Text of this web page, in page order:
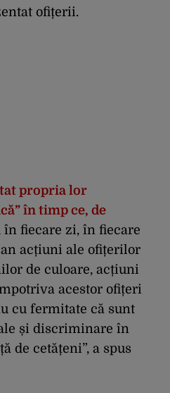
ofițerii.
propria lor
în timp ce, de
în fiecare zi, în fiecare
acțiuni ale ofițerilor
de culoare, acțiuni
acestor ofițeri
cu fermitate că sunt
și discriminare în
de cetățeni”, a spus